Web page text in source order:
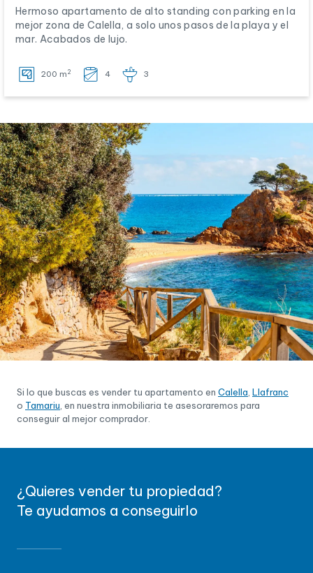
Hermoso apartamento de alto standing con parking en la
mejor zona de Calella, a solo unos pasos de la playa y el
mar. Acabados de lujo.
200 m 2 4 3
Si lo que buscas es vender tu apartamento en Calella Llafranc
o Tamariu , en nuestra inmobiliaria te asesoraremos para
conseguir al mejor comprador.
¿Quieres vender tu propiedad?
Te ayudamos a conseguirlo